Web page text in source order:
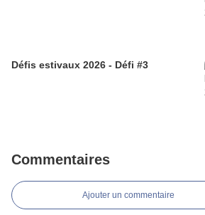
Défis estivaux 2026 - Défi #3
Commentaires
Ajouter un commentaire